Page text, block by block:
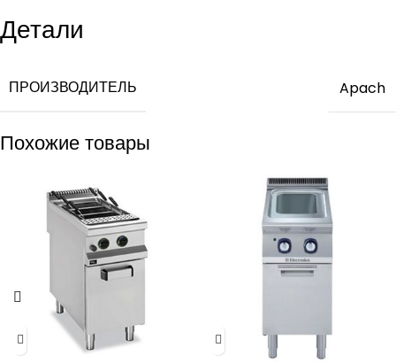
Детали
ПРОИЗВОДИТЕЛЬ Apach
Похожие товары